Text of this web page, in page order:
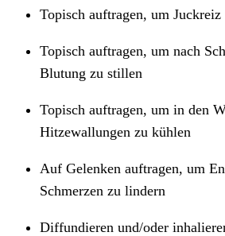
Topisch auftragen, um
Topisch auftragen, um nach
Blutung zu stillen
Topisch auftragen, um in den
Hitzewallungen zu kühlen
Auf Gelenken auftragen, um
Schmerzen zu lindern
Diffundieren und/oder